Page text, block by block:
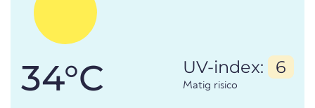
34°C UV-index: 6
Matig risico